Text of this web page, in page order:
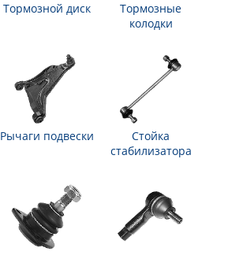
Тормозной диск
Тормозные
колодки
Рычаги подвески
Стойка
стабилизатора